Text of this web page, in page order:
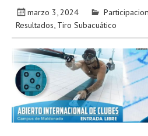
marzo 3, 2024
Resultados Tiro Subacuático